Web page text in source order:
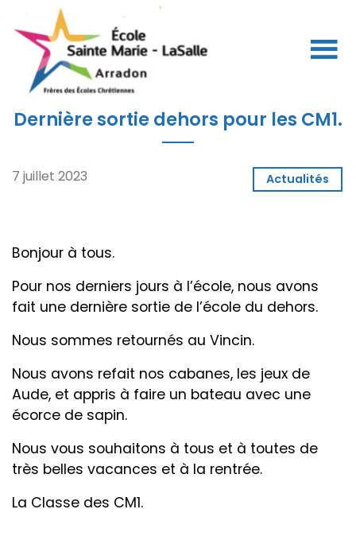
Dernière sortie dehors pour les CM1.
7 juillet 2023 Actualités
Bonjour à tous.
Pour nos derniers jours à l’école, nous avons
fait une dernière sortie de l’école du dehors.
Nous sommes retournés au Vincin.
Nous avons refait nos cabanes, les jeux de
Aude, et appris à faire un bateau avec une
écorce de sapin.
Nous vous souhaitons à tous et à toutes de
très belles vacances et à la rentrée.
La Classe des CM1.